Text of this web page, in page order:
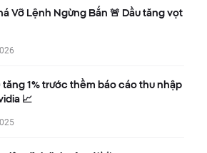
Vỡ Lệnh Ngừng Bắn 🚨 Dầu tăng vọt
tăng 1% trước thềm báo cáo thu nhập
📈